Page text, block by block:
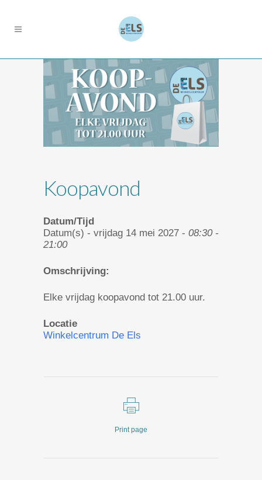
Koopavond
Datum/Tijd
Datum(s) - vrijdag 14 mei 2027 - 08:30 -
21:00
Omschrijving:
Elke vrijdag koopavond tot 21.00 uur.
Locatie
Winkelcentrum De Els
Print page